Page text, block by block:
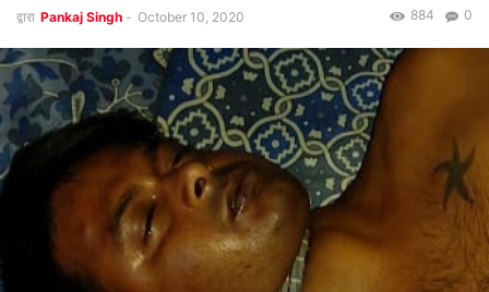
द्वारा Pankaj Singh - October 10, 2020 0
884